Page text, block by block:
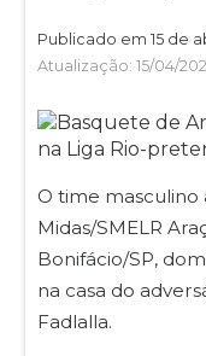
Publicado em 15 de
Atualização: 15/04/
O time
Midas/SMELR
Bonifácio/SP,
na casa do
Fadlalla.